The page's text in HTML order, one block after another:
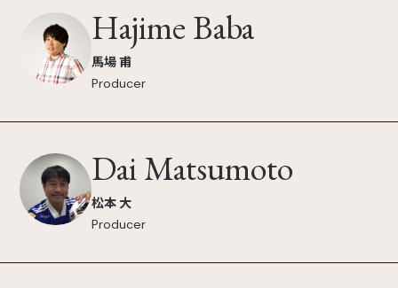
Hajime Baba
馬場 甫
Producer
Dai Matsumoto
松本 大
Producer